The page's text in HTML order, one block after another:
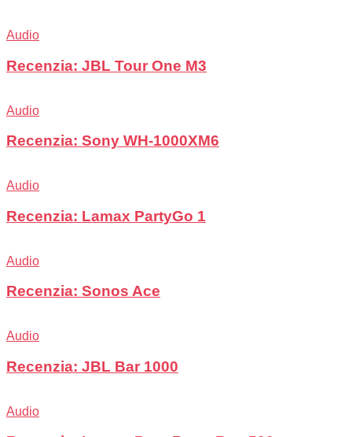
Audio
Recenzia: JBL Tour One M3
Audio
Recenzia: Sony WH-1000XM6
Audio
Recenzia: Lamax PartyGo 1
Audio
Recenzia: Sonos Ace
Audio
Recenzia: JBL Bar 1000
Audio